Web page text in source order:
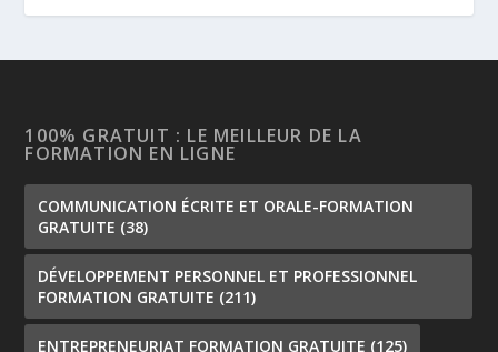
100% GRATUIT : LE MEILLEUR DE LA
FORMATION EN LIGNE
COMMUNICATION ÉCRITE ET ORALE-FORMATION
GRATUITE (38)
DÉVELOPPEMENT PERSONNEL ET PROFESSIONNEL
FORMATION GRATUITE (211)
ENTREPRENEURIAT FORMATION GRATUITE (125)